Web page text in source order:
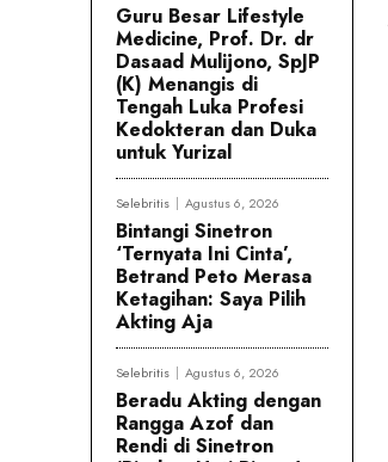
Guru Besar Lifestyle
Medicine, Prof. Dr. dr
Dasaad Mulijono, SpJP
(K) Menangis di
Tengah Luka Profesi
Kedokteran dan Duka
untuk Yurizal
Selebritis Agustus 6, 2026
Bintangi Sinetron
‘Ternyata Ini Cinta’,
Betrand Peto Merasa
Ketagihan: Saya Pilih
Akting Aja
Selebritis Agustus 6, 2026
Beradu Akting dengan
Rangga Azof dan
Rendi di Sinetron